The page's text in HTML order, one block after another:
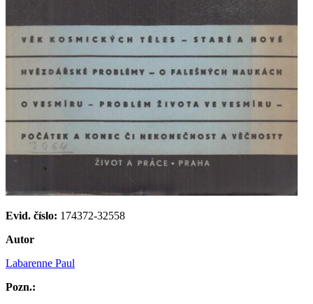
Evid. číslo: 174372-32558
Autor
Labarenne Paul
Pozn.: